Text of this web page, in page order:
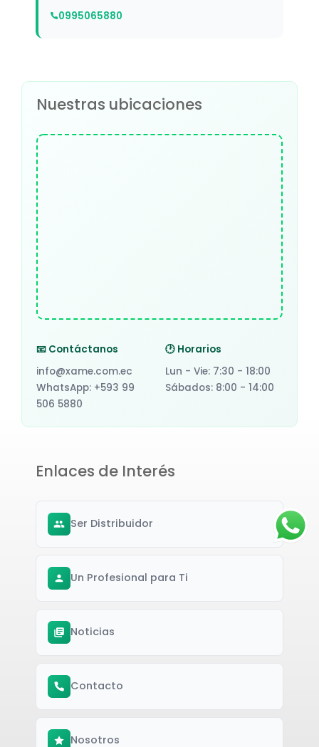
0995065880
Nuestras ubicaciones
📧 Contáctanos
info@xame.com.ec
WhatsApp: +593 99
506 5880
🕐 Horarios
Lun - Vie: 7:30 - 18:00
Sábados: 8:00 - 14:00
Enlaces de Interés
Ser Distribuidor
Un Profesional para Ti
Noticias
Contacto
Nosotros